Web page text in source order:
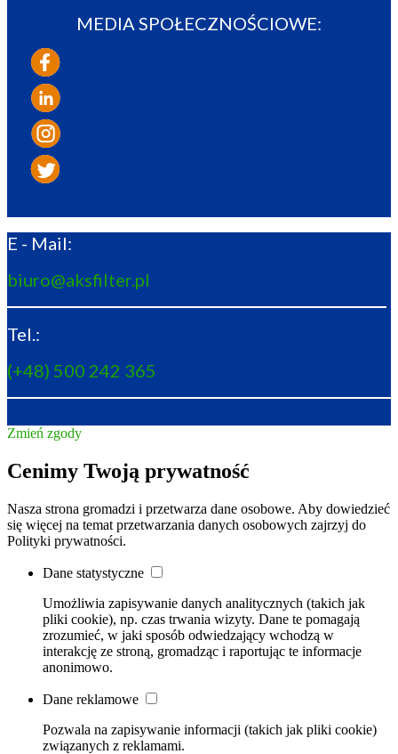
MEDIA SPOŁECZNOŚCIOWE:
E - Mail:
biuro@aksfilter.pl
Tel.:
(+48) 500 242 365
Zmień zgody
Cenimy Twoją prywatność
Nasza strona gromadzi i przetwarza dane osobowe. Aby dowiedzieć
się więcej na temat przetwarzania danych osobowych zajrzyj do
Polityki prywatności.
Dane statystyczne
Umożliwia zapisywanie danych analitycznych (takich jak
pliki cookie), np. czas trwania wizyty. Dane te pomagają
zrozumieć, w jaki sposób odwiedzający wchodzą w
interakcję ze stroną, gromadząc i raportując te informacje
anonimowo.
Dane reklamowe
Pozwala na zapisywanie informacji (takich jak pliki cookie)
związanych z reklamami.